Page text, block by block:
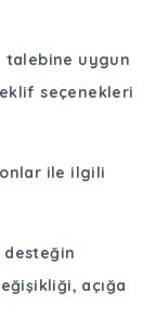
talebine uygun
seçenekleri
ile ilgili
desteğin
açığa